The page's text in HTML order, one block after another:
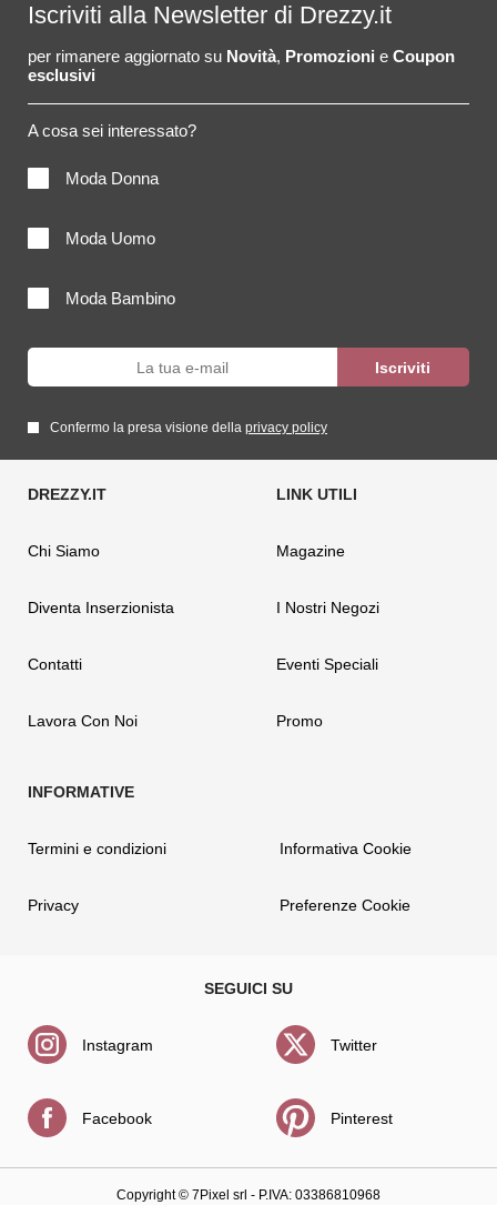
Iscriviti alla Newsletter di Drezzy.it
per rimanere aggiornato su Novità, Promozioni e Coupon
esclusivi
A cosa sei interessato?
Moda Donna
Moda Uomo
Moda Bambino
Confermo la presa visione della privacy policy
Chi Siamo
Diventa Inserzionista
Contatti
Lavora Con Noi
Magazine
I Nostri Negozi
Eventi Speciali
Promo
Termini e condizioni
Privacy
Informativa Cookie
Preferenze Cookie
Instagram
Facebook
Twitter
Pinterest
Copyright © 7Pixel srl - P.IVA: 03386810968